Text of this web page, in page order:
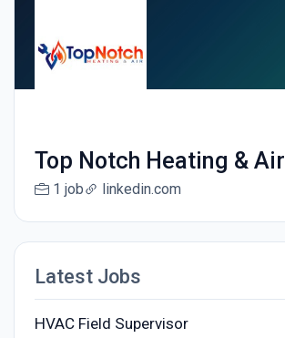
Top Notch Heating & Air
1 job linkedin.com
Latest Jobs
HVAC Field Supervisor